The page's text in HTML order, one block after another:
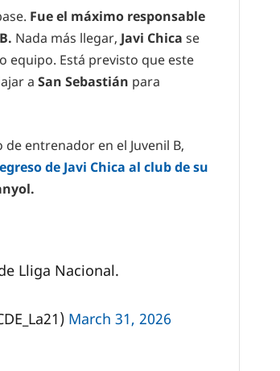
Fue el máximo responsable
Nada más llegar, Javi Chica se
equipo. Está previsto que este
a San Sebastián para
entrenador en el Juvenil B,
de Javi Chica al club de su
Lliga Nacional.
March 31, 2026